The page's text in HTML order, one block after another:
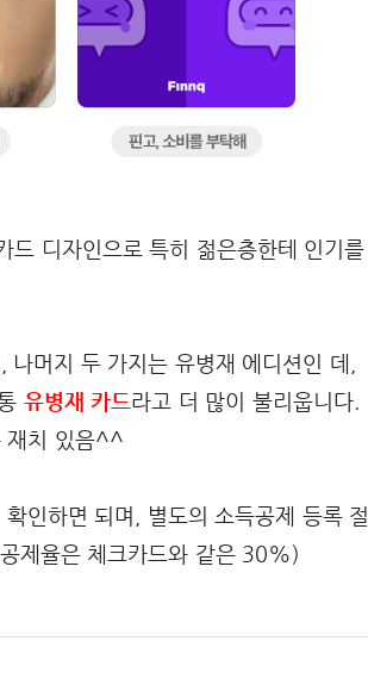
드 디자인으로 특히 젊은층한테 인기를
머지 두 가지는 유병재 에디션인 데,
유병재 카드라고 더 많이 불리웁니다.
재치 있음^^
확인하면 되며, 별도의 소득공제 등록 절
제율은 체크카드와 같은 30%)